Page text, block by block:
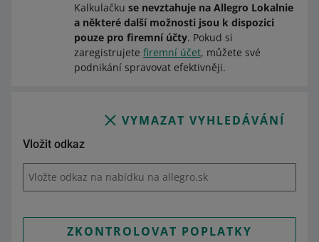
Kalkulačku se nevztahuje na Allegro Lokalnie
a některé další možnosti jsou k dispozici
pouze pro firemní účty. Pokud si
zaregistrujete firemní účet, můžete své
podnikání spravovat efektivněji.
VYMAZAT VYHLEDÁVÁNÍ
Vložit odkaz
Vložte odkaz na nabídku na allegro.sk
ZKONTROLOVAT POPLATKY